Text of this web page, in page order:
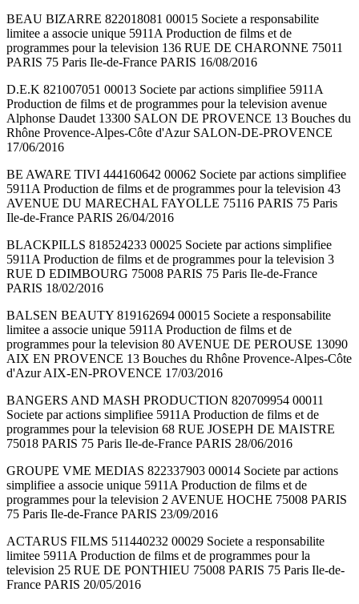
BEAU BIZARRE 822018081 00015 Societe a responsabilite
limitee a associe unique 5911A Production de films et de
programmes pour la television 136 RUE DE CHARONNE 75011
PARIS 75 Paris Ile-de-France PARIS 16/08/2016
D.E.K 821007051 00013 Societe par actions simplifiee 5911A
Production de films et de programmes pour la television avenue
Alphonse Daudet 13300 SALON DE PROVENCE 13 Bouches du
Rhône Provence-Alpes-Côte d'Azur SALON-DE-PROVENCE
17/06/2016
BE AWARE TIVI 444160642 00062 Societe par actions simplifiee
5911A Production de films et de programmes pour la television 43
AVENUE DU MARECHAL FAYOLLE 75116 PARIS 75 Paris
Ile-de-France PARIS 26/04/2016
BLACKPILLS 818524233 00025 Societe par actions simplifiee
5911A Production de films et de programmes pour la television 3
RUE D EDIMBOURG 75008 PARIS 75 Paris Ile-de-France
PARIS 18/02/2016
BALSEN BEAUTY 819162694 00015 Societe a responsabilite
limitee a associe unique 5911A Production de films et de
programmes pour la television 80 AVENUE DE PEROUSE 13090
AIX EN PROVENCE 13 Bouches du Rhône Provence-Alpes-Côte
d'Azur AIX-EN-PROVENCE 17/03/2016
BANGERS AND MASH PRODUCTION 820709954 00011
Societe par actions simplifiee 5911A Production de films et de
programmes pour la television 68 RUE JOSEPH DE MAISTRE
75018 PARIS 75 Paris Ile-de-France PARIS 28/06/2016
GROUPE VME MEDIAS 822337903 00014 Societe par actions
simplifiee a associe unique 5911A Production de films et de
programmes pour la television 2 AVENUE HOCHE 75008 PARIS
75 Paris Ile-de-France PARIS 23/09/2016
ACTARUS FILMS 511440232 00029 Societe a responsabilite
limitee 5911A Production de films et de programmes pour la
television 25 RUE DE PONTHIEU 75008 PARIS 75 Paris Ile-de-
France PARIS 20/05/2016